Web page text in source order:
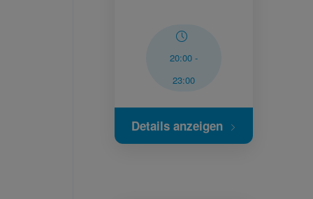
20:00-
23:00
Details anzeigen